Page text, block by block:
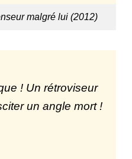
malgré lui (2012)
! Un rétroviseur
un angle mort !